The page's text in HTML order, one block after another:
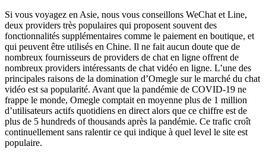
Si vous voyagez en Asie, nous vous conseillons WeChat et Line,
deux providers très populaires qui proposent souvent des
fonctionnalités supplémentaires comme le paiement en boutique, et
qui peuvent être utilisés en Chine. Il ne fait aucun doute que de
nombreux fournisseurs de providers de chat en ligne offrent de
nombreux providers intéressants de chat vidéo en ligne. L’une des
principales raisons de la domination d’Omegle sur le marché du chat
vidéo est sa popularité. Avant que la pandémie de COVID-19 ne
frappe le monde, Omegle comptait en moyenne plus de 1 million
d’utilisateurs actifs quotidiens en direct alors que ce chiffre est de
plus de 5 hundreds of thousands après la pandémie. Ce trafic croît
continuellement sans ralentir ce qui indique à quel level le site est
populaire.